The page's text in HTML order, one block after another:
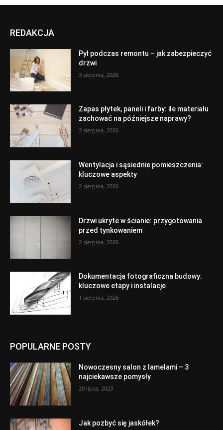
REDAKCJA
Pył podczas remontu – jak zabezpieczyć
drzwi
3 sierpnia, 2026
Zapas płytek, paneli i farby: ile materiału
zachować na późniejsze naprawy?
3 sierpnia, 2026
Wentylacja i sąsiednie pomieszczenia:
kluczowe aspekty
2 sierpnia, 2026
Drzwi ukryte w ścianie: przygotowania
przed tynkowaniem
2 sierpnia, 2026
Dokumentacja fotograficzna budowy:
kluczowe etapy i instalacje
1 sierpnia, 2026
POPULARNE POSTY
Nowoczesny salon z lamelami – 3
najciekawsze pomysły
20 lipca, 2023
Jak pozbyć się jaskółek?